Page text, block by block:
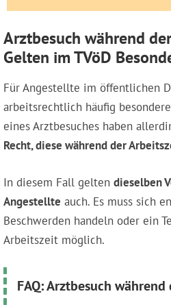
Arztbesuch während
Gelten im TVöD
Für Angestellte im öffentlichen
arbeitsrechtlich häufig
eines Arztbesuches haben
Recht, diese während der
In diesem Fall gelten dieselben
Angestellte auch. Es muss sich
Beschwerden handeln oder ein
Arbeitszeit möglich.
FAQ: Arztbesuch